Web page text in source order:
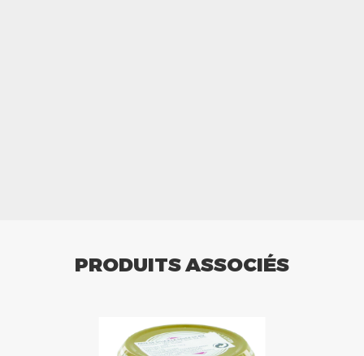
PRODUITS ASSOCIÉS